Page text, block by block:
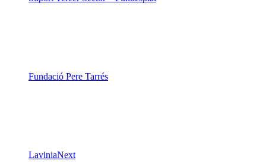
Fundació Pere Tarrés
LaviniaNext